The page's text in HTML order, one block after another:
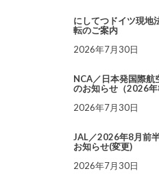
にしてつドイツ現地
転のご案内
2026年7月30日
NCA／日本発国際航
のお知らせ（2026
2026年7月30日
JAL／2026年8月前
お知らせ(変更)
2026年7月30日